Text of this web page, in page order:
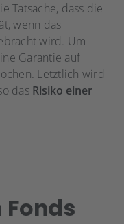
Tatsache, dass die
wenn das
wird. Um
Garantie auf
Letztlich wird
das Risiko einer